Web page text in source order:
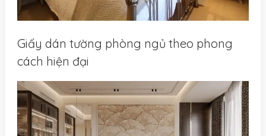
Giấy dán tường phòng ngủ theo phong
cách hiện đại